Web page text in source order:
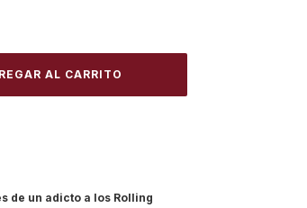
de un adicto a los Rolling